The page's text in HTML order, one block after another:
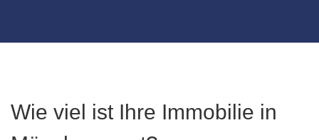
Wie viel ist Ihre Immobilie in